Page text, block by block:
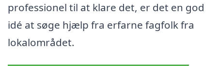
professionel til at klare det, er det en god
idé at søge hjælp fra erfarne fagfolk fra
lokalområdet.